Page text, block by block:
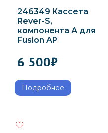
246349 Кассета
Rever-S,
компонента А для
Fusion AP
6 500₽
Подробнее